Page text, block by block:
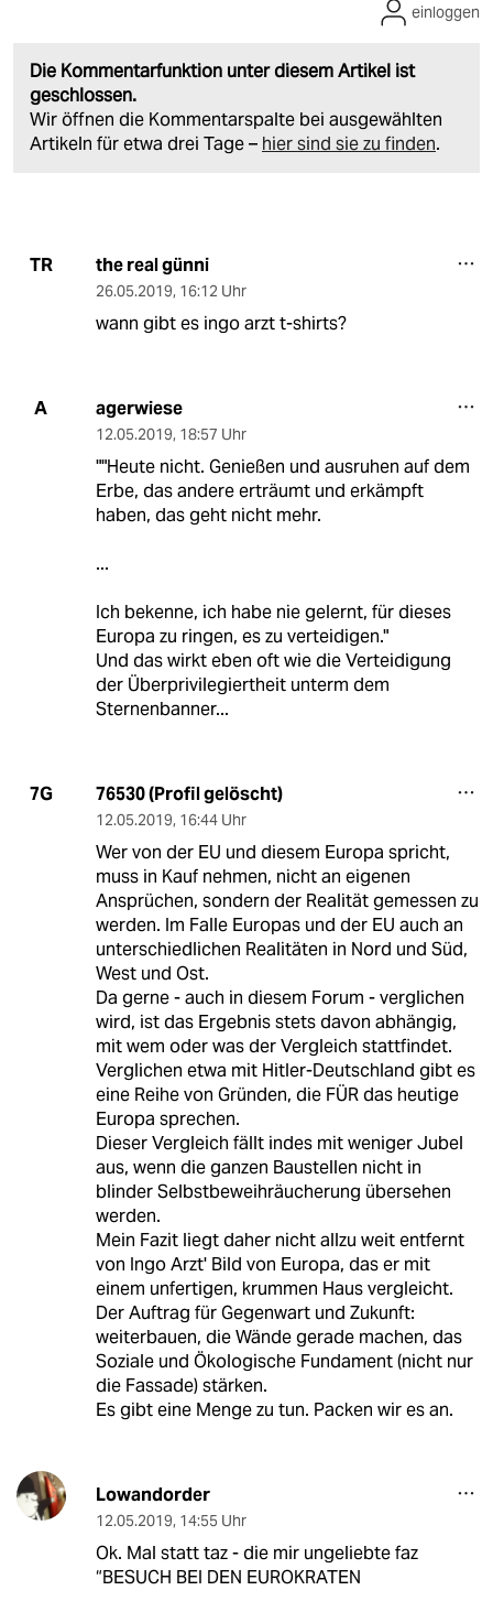
Die Kommentarfunktion unter diesem Artikel ist
geschlossen.
Wir öffnen die Kommentarspalte bei ausgewählten
Artikeln für etwa drei Tage – hier sind sie zu finden.
einloggen
TR the real günni
26.05.2019, 16:12 Uhr
wann gibt es ingo arzt t-shirts?
A agerwiese
12.05.2019, 18:57 Uhr
""Heute nicht. Genießen und ausruhen auf dem
Erbe, das andere erträumt und erkämpft
haben, das geht nicht mehr.
...
Ich bekenne, ich habe nie gelernt, für dieses
Europa zu ringen, es zu verteidigen."
Und das wirkt eben oft wie die Verteidigung
der Überprivilegiertheit unterm dem
Sternenbanner...
7G 76530 (Profil gelöscht)
12.05.2019, 16:44 Uhr
Wer von der EU und diesem Europa spricht,
muss in Kauf nehmen, nicht an eigenen
Ansprüchen, sondern der Realität gemessen zu
werden. Im Falle Europas und der EU auch an
unterschiedlichen Realitäten in Nord und Süd,
West und Ost.
Da gerne - auch in diesem Forum - verglichen
wird, ist das Ergebnis stets davon abhängig,
mit wem oder was der Vergleich stattfindet.
Verglichen etwa mit Hitler-Deutschland gibt es
eine Reihe von Gründen, die FÜR das heutige
Europa sprechen.
Dieser Vergleich fällt indes mit weniger Jubel
aus, wenn die ganzen Baustellen nicht in
blinder Selbstbeweihräucherung übersehen
werden.
Mein Fazit liegt daher nicht allzu weit entfernt
von Ingo Arzt' Bild von Europa, das er mit
einem unfertigen, krummen Haus vergleicht.
Der Auftrag für Gegenwart und Zukunft:
weiterbauen, die Wände gerade machen, das
Soziale und Ökologische Fundament (nicht nur
die Fassade) stärken.
Es gibt eine Menge zu tun. Packen wir es an.
Lowandorder
12.05.2019, 14:55 Uhr
Ok. Mal statt taz - die mir ungeliebte faz
“BESUCH BEI DEN EUROKRATEN